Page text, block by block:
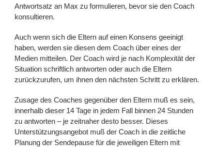
Antwortsatz an Max zu formulieren, bevor sie den Coach
konsultieren.
Auch wenn sich die Eltern auf einen Konsens geeinigt
haben, werden sie diesen dem Coach über eines der
Medien mitteilen. Der Coach wird je nach Komplexität der
Situation schriftlich antworten oder auch die Eltern
zurückzurufen, um ihnen den nächsten Schritt zu erklären.
Zusage des Coaches gegenüber den Eltern muß es sein,
innerhalb dieser 14 Tage in jedem Fall binnen 24 Stunden
zu antworten – je zeitnaher desto besser. Dieses
Unterstützungsangebot muß der Coach in die zeitliche
Planung der Sendepause für die jeweiligen Eltern mit